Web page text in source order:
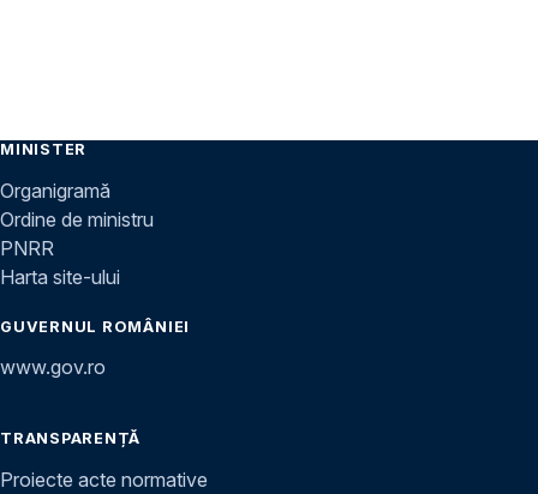
MINISTER
Organigramă
Ordine de ministru
PNRR
Harta site-ului
GUVERNUL ROMÂNIEI
www.gov.ro
TRANSPARENȚĂ
Proiecte acte normative